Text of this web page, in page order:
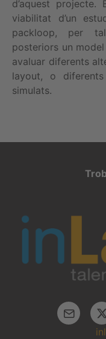
d’aquest
viabilitat d’un
packloop, per
posteriors un
avaluar diferents
layout, o
simulats.